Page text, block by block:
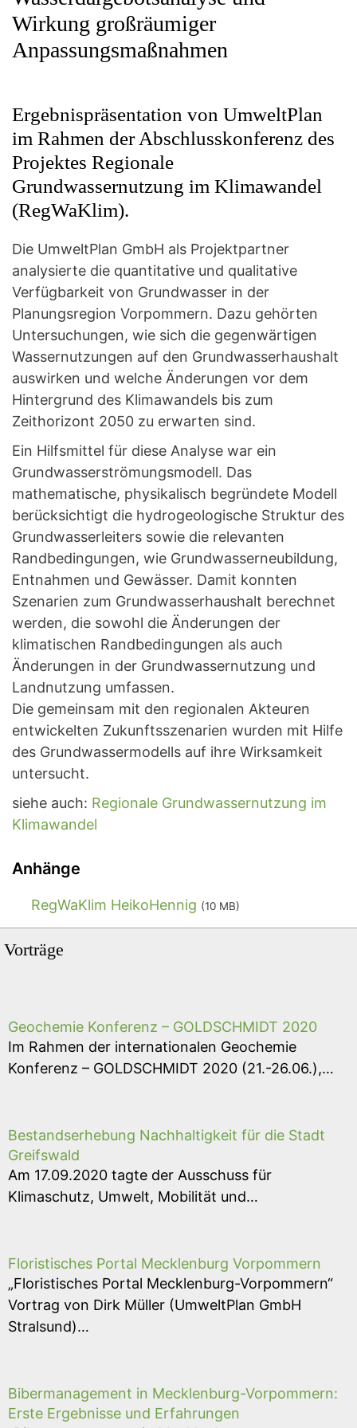
Wirkung großräumiger
Anpassungsmaßnahmen
Ergebnispräsentation von UmweltPlan
im Rahmen der Abschlusskonferenz des
Projektes Regionale
Grundwassernutzung im Klimawandel
(RegWaKlim).
Die UmweltPlan GmbH als Projektpartner
analysierte die quantitative und qualitative
Verfügbarkeit von Grundwasser in der
Planungsregion Vorpommern. Dazu gehörten
Untersuchungen, wie sich die gegenwärtigen
Wassernutzungen auf den Grundwasserhaushalt
auswirken und welche Änderungen vor dem
Hintergrund des Klimawandels bis zum
Zeithorizont 2050 zu erwarten sind.
Ein Hilfsmittel für diese Analyse war ein
Grundwasserströmungsmodell. Das
mathematische, physikalisch begründete Modell
berücksichtigt die hydrogeologische Struktur des
Grundwasserleiters sowie die relevanten
Randbedingungen, wie Grundwasserneubildung,
Entnahmen und Gewässer. Damit konnten
Szenarien zum Grundwasserhaushalt berechnet
werden, die sowohl die Änderungen der
klimatischen Randbedingungen als auch
Änderungen in der Grundwassernutzung und
Landnutzung umfassen.
Die gemeinsam mit den regionalen Akteuren
entwickelten Zukunftsszenarien wurden mit Hilfe
des Grundwassermodells auf ihre Wirksamkeit
untersucht.
siehe auch: Regionale Grundwassernutzung im
Klimawandel
Anhänge
RegWaKlim HeikoHennig (10 MB)
Vorträge
Geochemie Konferenz – GOLDSCHMIDT 2020
Im Rahmen der internationalen Geochemie
Konferenz – GOLDSCHMIDT 2020 (21.-26.06.),…
Bestandserhebung Nachhaltigkeit für die Stadt
Greifswald
Am 17.09.2020 tagte der Ausschuss für
Klimaschutz, Umwelt, Mobilität und…
Floristisches Portal Mecklenburg Vorpommern
„Floristisches Portal Mecklenburg-Vorpommern“
Vortrag von Dirk Müller (UmweltPlan GmbH
Stralsund)…
Bibermanagement in Mecklenburg-Vorpommern:
Erste Ergebnisse und Erfahrungen